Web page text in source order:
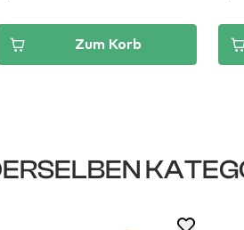
Zum Korb